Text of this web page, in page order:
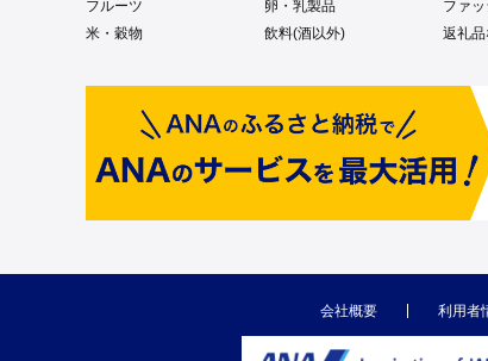
フルーツ
卵・乳製品
ファ
米・穀物
飲料(酒以外) 返礼品
会社概要 利用者